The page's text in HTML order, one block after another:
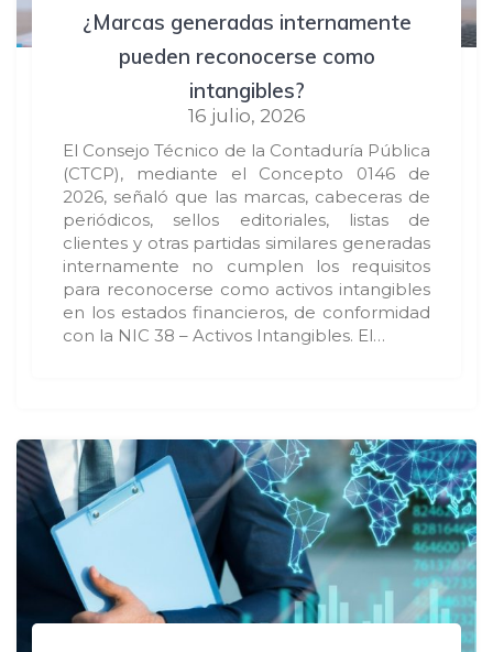
¿Marcas generadas internamente
pueden reconocerse como
intangibles?
16 julio, 2026
El Consejo Técnico de la Contaduría Pública
(CTCP), mediante el Concepto 0146 de
2026, señaló que las marcas, cabeceras de
periódicos, sellos editoriales, listas de
clientes y otras partidas similares generadas
internamente no cumplen los requisitos
para reconocerse como activos intangibles
en los estados financieros, de conformidad
con la NIC 38 – Activos Intangibles. El…